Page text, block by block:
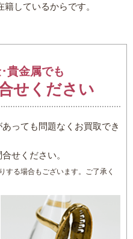
しているからです。
貴金属でも
せください
っても問題なくお買取でき
せください。
る場合もございます。ご了承く